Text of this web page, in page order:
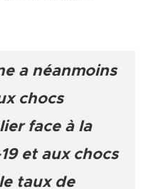
a néanmoins
chocs
face à la
et aux chocs
taux de